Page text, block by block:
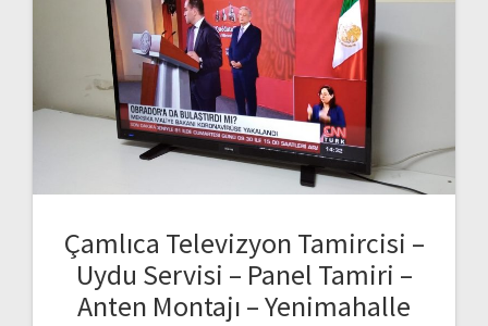
Çamlıca Televizyon Tamircisi –
Uydu Servisi – Panel Tamiri –
Anten Montajı – Yenimahalle